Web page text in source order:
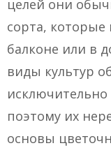
целей они
сорта, которые
балконе или в
виды культур
поэтому их
основы